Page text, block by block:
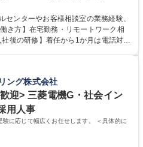
活かしていく上で、窓口となるお客
お客様からの声に迅速かつ誠意をも
ープ内活動に反映しています。 【具
野本社【お客様
い商品づくりへ貢献
センターやお客様相談室の業務経験、
き方】在宅勤務・リモートワーク相
いて】キリングループの広報機能を担
切にし、磨き上げたホスピタリティ
ながら広報関連業務を行っておりま
ング株式会社
迎> 三菱電機G・社会イン
用人事
に応じて幅広くお任せします。 ＜具体的に